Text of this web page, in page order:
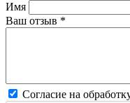
Имя
Ваш отзыв *
Согласие на